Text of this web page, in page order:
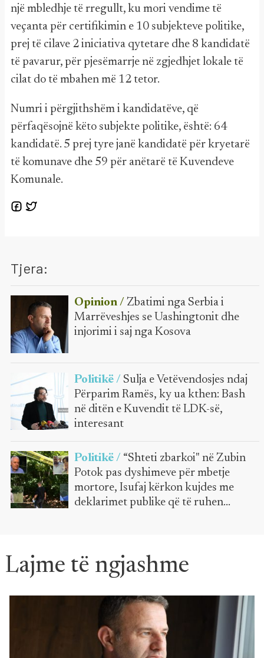
një mbledhje të rregullt, ku mori vendime të
veçanta për certifikimin e 10 subjekteve politike,
prej të cilave 2 iniciativa qytetare dhe 8 kandidatë
të pavarur, për pjesëmarrje në zgjedhjet lokale të
cilat do të mbahen më 12 tetor.
Numri i përgjithshëm i kandidatëve, që
përfaqësojnë këto subjekte politike, është: 64
kandidatë. 5 prej tyre janë kandidatë për kryetarë
të komunave dhe 59 për anëtarë të Kuvendeve
Komunale.
Tjera:
Opinion / Zbatimi nga Serbia i
Marrëveshjes se Uashingtonit dhe
injorimi i saj nga Kosova
Politikë / Sulja e Vetëvendosjes ndaj
Përparim Ramës, ky ua kthen: Bash
në ditën e Kuvendit të LDK-së,
interesant
Politikë / “Shteti zbarkoi" në Zubin
Potok pas dyshimeve për mbetje
mortore, Isufaj kërkon kujdes me
deklarimet publike që të ruhen
Lajme të ngjashme